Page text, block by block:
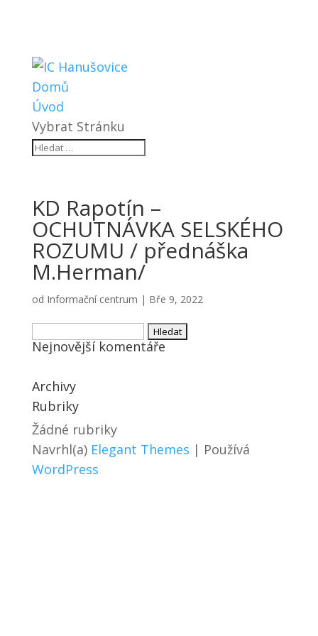
Domů
Úvod
Vybrat Stránku
KD Rapotín –
OCHUTNÁVKA SELSKÉHO
ROZUMU / přednáška
M.Herman/
od Informační centrum | Bře 9, 2022
Vyhledávání
Nejnovější komentáře
Archivy
Rubriky
Žádné rubriky
Navrhl(a) Elegant Themes | Používá
WordPress